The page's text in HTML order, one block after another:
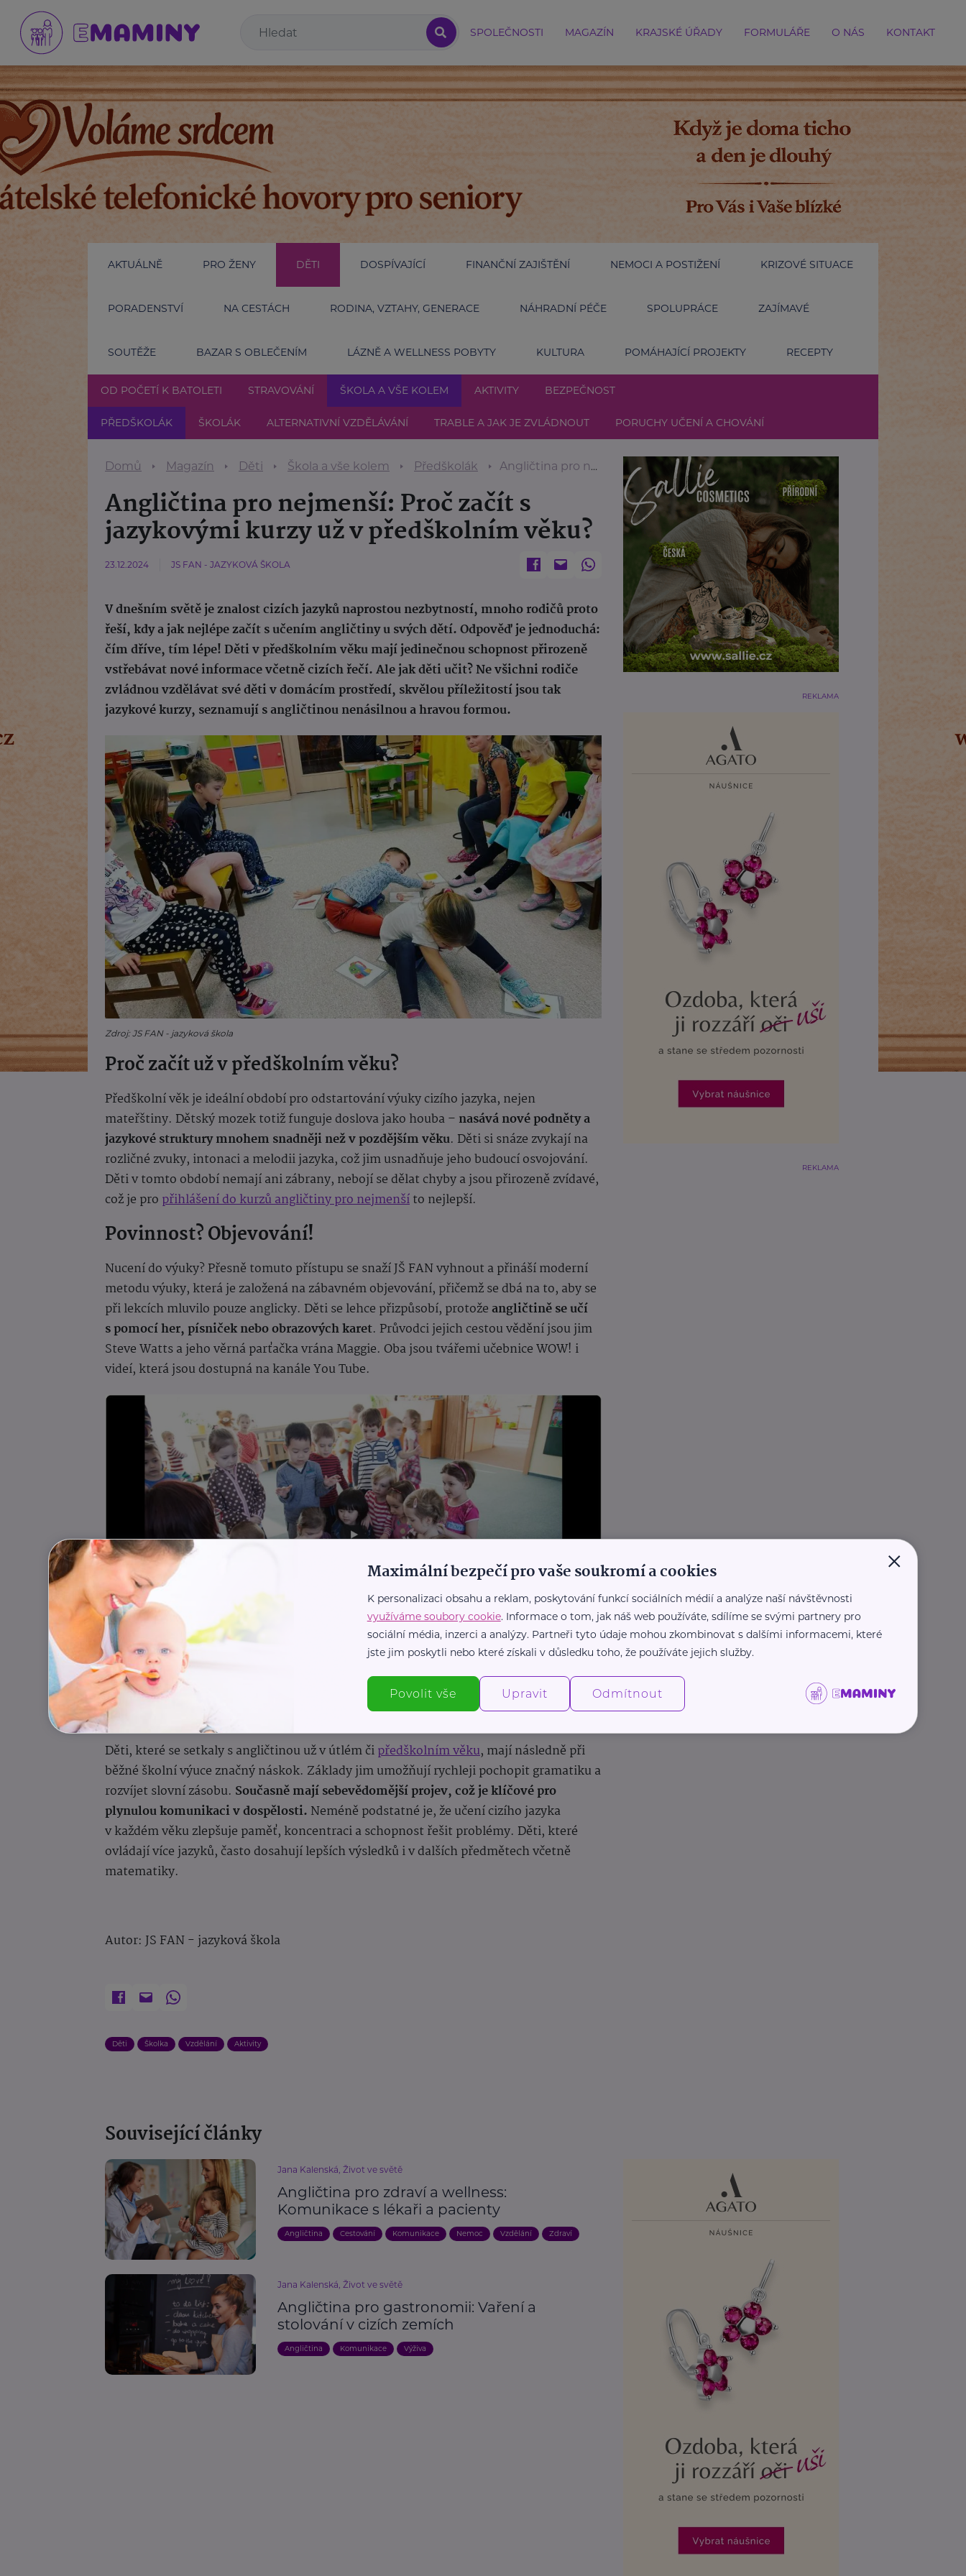
SPOLEČNOSTI MAGAZÍN KRAJSKÉ ÚŘADY FORMULÁŘE O NÁS KONTAKT
AKTUÁLNĚ PRO ŽENY DĚTI DOSPÍVAJÍCÍ FINANČNÍ ZAJIŠTĚNÍ NEMOCI A POSTIŽENÍ KRIZOVÉ SITUACE
PORADENSTVÍ NA CESTÁCH RODINA, VZTAHY, GENERACE NÁHRADNÍ PÉČE SPOLUPRÁCE ZAJÍMAVÉ
SOUTĚŽE BAZAR S OBLEČENÍM LÁZNĚ A WELLNESS POBYTY KULTURA POMÁHAJÍCÍ PROJEKTY RECEPTY
OD POČETÍ K BATOLETI STRAVOVÁNÍ ŠKOLA A VŠE KOLEM AKTIVITY BEZPEČNOST
PŘEDŠKOLÁK ŠKOLÁK ALTERNATIVNÍ VZDĚLÁVÁNÍ TRABLE A JAK JE ZVLÁDNOUT PORUCHY UČENÍ A CHOVÁNÍ
Domů Magazín Děti Škola a vše kolem Předškolák Angličtina pro nejmenší: Proč začít s jazykovými kurzy už v předškolním věku?
Angličtina pro nejmenší: Proč začít s
jazykovými kurzy už v předškolním věku?
23.12.2024 JS FAN - JAZYKOVÁ ŠKOLA
V dnešním světě je znalost cizích jazyků naprostou nezbytností, mnoho rodičů proto
řeší, kdy a jak nejlépe začít s učením angličtiny u svých dětí. Odpověď je jednoduchá:
čím dříve, tím lépe! Děti v předškolním věku mají jedinečnou schopnost přirozeně
vstřebávat nové informace včetně cizích řečí. Ale jak děti učit? Ne všichni rodiče
zvládnou vzdělávat své děti v domácím prostředí, skvělou příležitostí jsou tak
jazykové kurzy, seznamují s angličtinou nenásilnou a hravou formou.
Zdroj: JS FAN - jazyková škola
Proč začít už v předškolním věku?
Předškolní věk je ideální období pro odstartování výuky cizího jazyka, nejen
mateřštiny. Dětský mozek totiž funguje doslova jako houba – nasává nové podněty a
jazykové struktury mnohem snadněji než v pozdějším věku. Děti si snáze zvykají na
rozličné zvuky, intonaci a melodii jazyka, což jim usnadňuje jeho budoucí osvojování.
Děti v tomto období nemají ani zábrany, nebojí se dělat chyby a jsou přirozeně zvídavé,
což je pro přihlášení do kurzů angličtiny pro nejmenšíto nejlepší.
Povinnost? Objevování!
Nucení do výuky? Přesně tomuto přístupu se snaží JŠ FAN vyhnout a přináší moderní
metodu výuky, která je založená na zábavném objevování, přičemž se dbá na to, aby se
při lekcích mluvilo pouze anglicky. Děti se lehce přizpůsobí, protožeangličtině se učí
s pomocí her, písniček nebo obrazových karet. Průvodci jejich cestou vědění jsou jim
Steve Watts a jeho věrná parťačka vrána Maggie. Oba jsou tvářemi učebnice WOW! i
videí, která jsou dostupná na kanále You Tube.
https://www.youtube.com/watch?v=5EYO541GDKY
Rozvoj kognitivních schopností
Děti, které se setkaly s angličtinou už v útlém čipředškolním věku, mají následně při
běžné školní výuce značný náskok. Základy jim umožňují rychleji pochopit gramatiku a
rozvíjet slovní zásobu. Současně mají sebevědomější projev, což je klíčové pro
plynulou komunikaci v dospělosti. Neméně podstatné je, že učení cizího jazyka
v každém věku zlepšuje paměť, koncentraci a schopnost řešit problémy. Děti, které
ovládají více jazyků, často dosahují lepších výsledků i v dalších předmětech včetně
matematiky.
Autor: JS FAN - jazyková škola
Děti Školka Vzdělání Aktivity
REKLAMA
REKLAMA
Související články
Jana Kalenská, Život ve světě
Angličtina pro zdraví a wellness:
Komunikace s lékaři a pacienty
Angličtina Cestování Komunikace Nemoc Vzdělání Zdraví
Jana Kalenská, Život ve světě
Angličtina pro gastronomii: Vaření a
stolování v cizích zemích
Angličtina Komunikace Výživa
×
Maximální bezpečí pro vaše soukromí a cookies
K personalizaci obsahu a reklam, poskytování funkcí sociálních médií a analýze naší návštěvnosti
využíváme soubory cookie. Informace o tom, jak náš web používáte, sdílíme se svými partnery pro
sociální média, inzerci a analýzy. Partneři tyto údaje mohou zkombinovat s dalšími informacemi, které
jste jim poskytli nebo které získali v důsledku toho, že používáte jejich služby.
Povolit vše Upravit Odmítnout